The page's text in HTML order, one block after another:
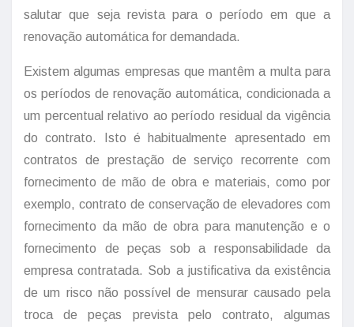
salutar que seja revista para o período em que a
renovação automática for demandada.
Existem algumas empresas que mantêm a multa para
os períodos de renovação automática, condicionada a
um percentual relativo ao período residual da vigência
do contrato. Isto é habitualmente apresentado em
contratos de prestação de serviço recorrente com
fornecimento de mão de obra e materiais, como por
exemplo, contrato de conservação de elevadores com
fornecimento da mão de obra para manutenção e o
fornecimento de peças sob a responsabilidade da
empresa contratada. Sob a justificativa da existência
de um risco não possível de mensurar causado pela
troca de peças prevista pelo contrato, algumas